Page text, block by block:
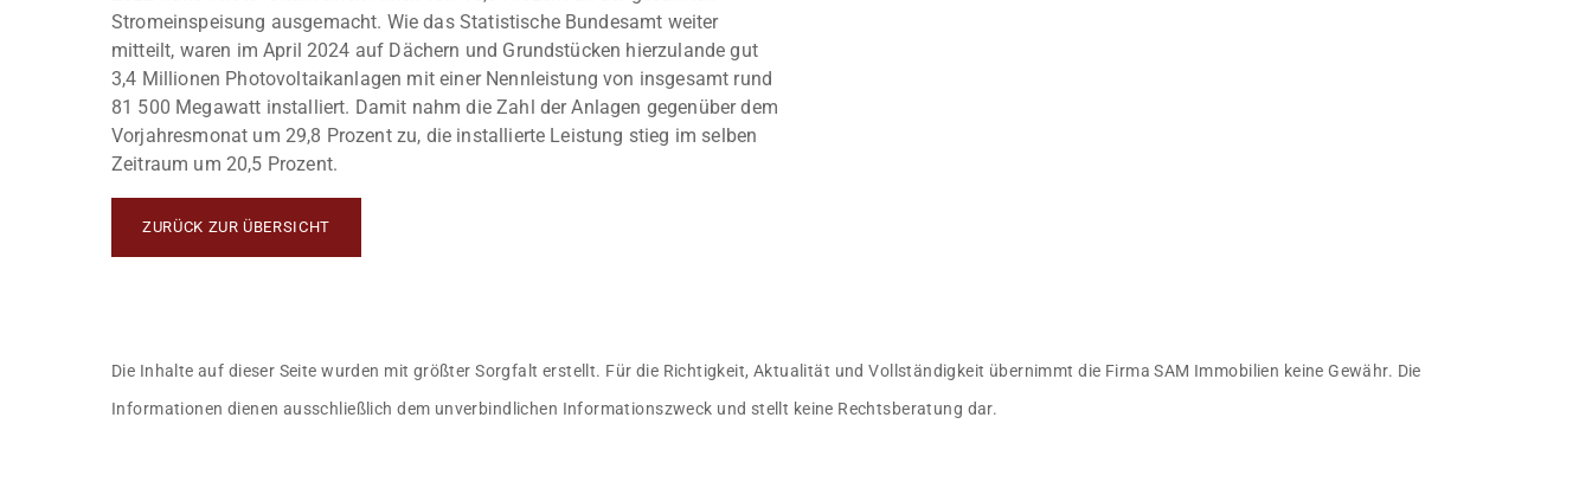
Stromeinspeisung ausgemacht. Wie das Statistische Bundesamt weiter
mitteilt, waren im April 2024 auf Dächern und Grundstücken hierzulande gut
3,4 Millionen Photovoltaikanlagen mit einer Nennleistung von insgesamt rund
81 500 Megawatt installiert. Damit nahm die Zahl der Anlagen gegenüber dem
Vorjahresmonat um 29,8 Prozent zu, die installierte Leistung stieg im selben
Zeitraum um 20,5 Prozent.
ZURÜCK ZUR ÜBERSICHT
Die Inhalte auf dieser Seite wurden mit größter Sorgfalt erstellt. Für die Richtigkeit, Aktualität und Vollständigkeit übernimmt die Firma SAM Immobilien keine Gewähr. Die
Informationen dienen ausschließlich dem unverbindlichen Informationszweck und stellt keine Rechtsberatung dar.